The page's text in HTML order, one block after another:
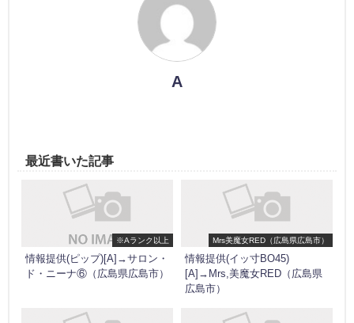
A
最近書いた記事
※Aランク以上
情報提供(ピップ)[A]→サロン・
ド・ニーナ⑥（広島県広島市）
Mrs美魔女RED（広島県広島市）
情報提供(イッ寸BO45)
[A]→Mrs,美魔女RED（広島県
広島市）